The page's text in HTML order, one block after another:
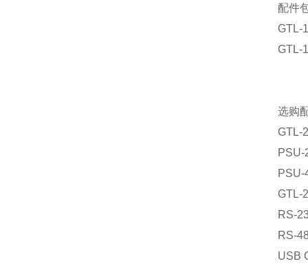
配件
GTL-
GTL-
选购
GTL-
PSU-
PSU-
GTL-
RS-
RS-
USB